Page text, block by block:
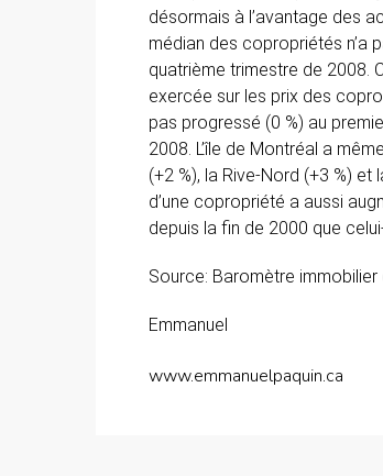
désormais à l’avantage des
médian des copropriétés n’a
quatrième trimestre de 2008.
exercée sur les prix des
pas progressé (0 %) au
2008. L’île de Montréal a
(+2 %), la Rive-Nord (+3 %) et
d’une copropriété a aussi
depuis la fin de 2000 que
Source: Baromètre immobilier
Emmanuel
www.emmanuelpaquin.ca